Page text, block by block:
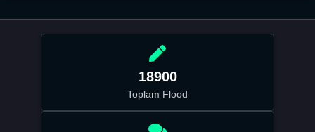
18900
Toplam Flood